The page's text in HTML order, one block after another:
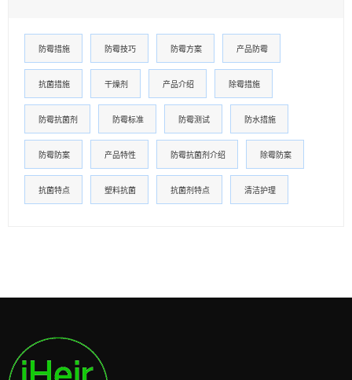
防霉措施 防霉技巧 防霉方案 产品防霉
抗菌措施 干燥剂 产品介绍 除霉措施
防霉抗菌剂 防霉标准 防霉测试 防水措施
防霉防案 产品特性 防霉抗菌剂介绍 除霉防案
抗菌特点 塑料抗菌 抗菌剂特点 清洁护理